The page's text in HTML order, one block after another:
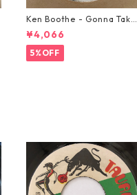
Ken Boothe - Gonna Take
A Miracle【7-21362】
¥4,066
5%OFF